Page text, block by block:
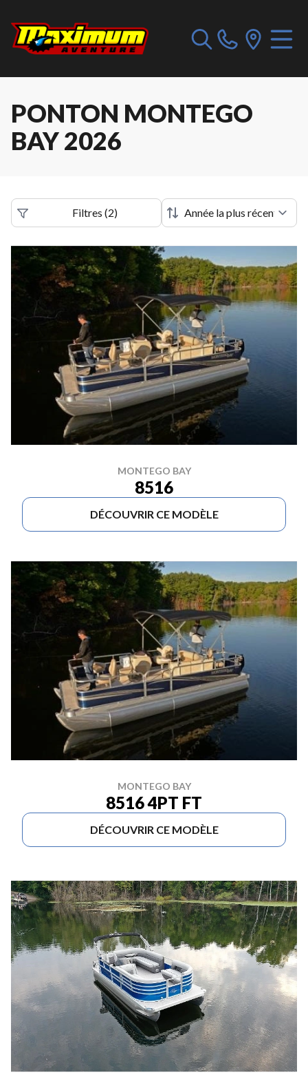
PONTON MONTEGO
BAY 2026
Filtres (2)
MONTEGO BAY
8516
DÉCOUVRIR CE MODÈLE
MONTEGO BAY
8516 4PT FT
DÉCOUVRIR CE MODÈLE